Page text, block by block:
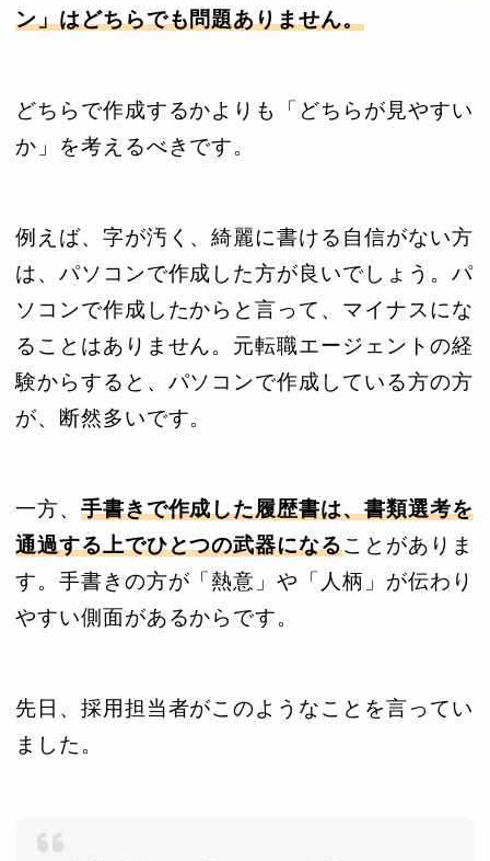
ン」はどちらでも問題ありません。
どちらで作成するかよりも「どちらが見やすい
か」を考えるべきです。
例えば、字が汚く、綺麗に書ける自信がない方
は、パソコンで作成した方が良いでしょう。パ
ソコンで作成したからと言って、マイナスにな
ることはありません。元転職エージェントの経
験からすると、パソコンで作成している方の方
が、断然多いです。
一方、 手書きで作成した履歴書は、書類選考を
通過する上でひとつの武器になることがありま
す。手書きの方が「熱意」や「人柄」が伝わり
やすい側面があるからです。
先日、採用担当者がこのようなことを言ってい
ました。